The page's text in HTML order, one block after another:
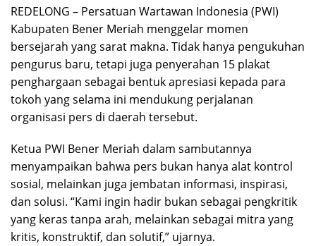
REDELONG – Persatuan Wartawan Indonesia (PWI)
Kabupaten Bener Meriah menggelar momen
bersejarah yang sarat makna. Tidak hanya pengukuhan
pengurus baru, tetapi juga penyerahan 15 plakat
penghargaan sebagai bentuk apresiasi kepada para
tokoh yang selama ini mendukung perjalanan
organisasi pers di daerah tersebut.
Ketua PWI Bener Meriah dalam sambutannya
menyampaikan bahwa pers bukan hanya alat kontrol
sosial, melainkan juga jembatan informasi, inspirasi,
dan solusi. “Kami ingin hadir bukan sebagai pengkritik
yang keras tanpa arah, melainkan sebagai mitra yang
kritis, konstruktif, dan solutif,” ujarnya.